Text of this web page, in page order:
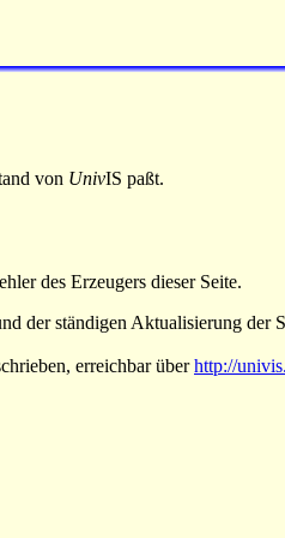
von UnivIS paßt.
des Erzeugers dieser Seite.
der ständigen Aktualisierung
erreichbar überhttp://